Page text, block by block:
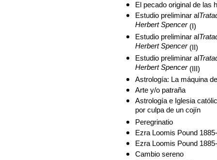
El pecado original de las
Estudio preliminar al
Herbert Spencer(I)
Estudio preliminar al
Herbert Spencer(II)
Estudio preliminar al
Herbert Spencer(III)
Astrología: La máquina
Arte y/o patraña
Astrología e Iglesia
por culpa de un cojín
Peregrinatio
Ezra Loomis Pound
Ezra Loomis Pound
Cambio sereno